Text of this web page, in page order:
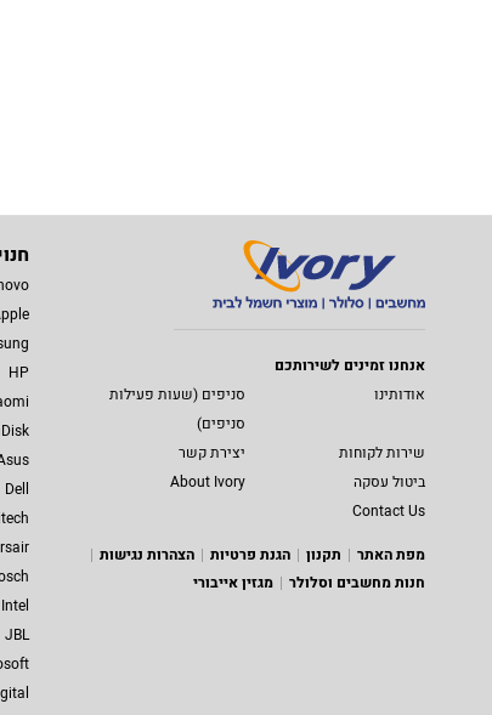
אנחנו זמינים לשירותכם
אודותינו
סניפים (שעות פעילות
סניפים)
שירות לקוחות
יצירת קשר
ביטול עסקה
About Ivory
Contact Us
מפת האתר
תקנון הגנת פרטיות
הצהרות נגישות
חנות מחשבים וסלולר
מגזין אייבורי
HP
Dell
Intel
JBL